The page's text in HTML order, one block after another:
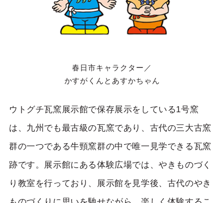
春日市キャラクター／
かすがくんとあすかちゃん
ウトグチ瓦窯展示館で保存展示をしている1号窯
は、九州でも最古級の瓦窯であり、古代の三大古窯
群の一つである牛頸窯群の中で唯一見学できる瓦窯
跡です。展示館にある体験広場では、やきものづく
り教室を行っており、展示館を見学後、古代のやき